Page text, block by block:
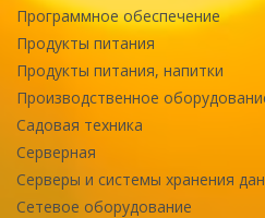
Программное обеспечение
Продукты питания
Продукты питания, напитки
Производственное
Садовая техника
Серверная
Серверы и системы хранения
Сетевое оборудование